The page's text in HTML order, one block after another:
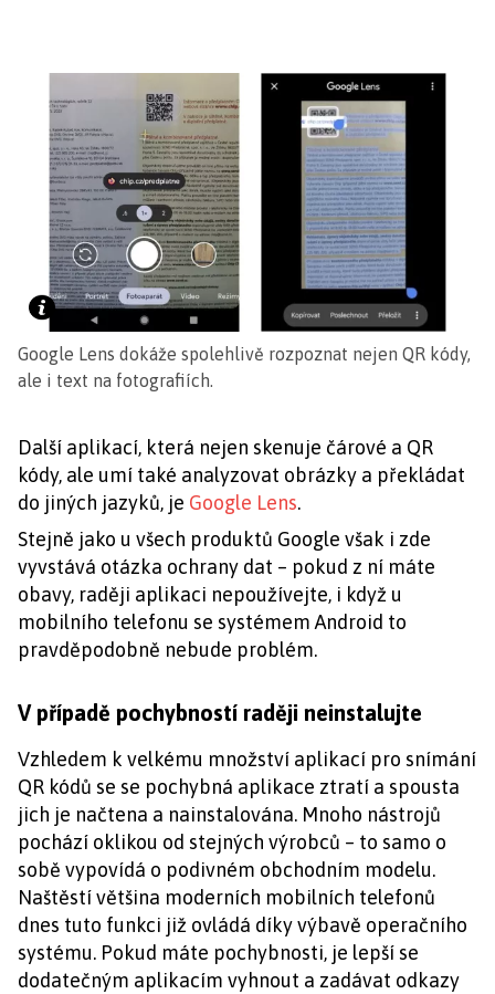
Google Lens dokáže spolehlivě rozpoznat nejen QR kódy,
ale i text na fotografiích.
Další aplikací, která nejen skenuje čárové a QR
kódy, ale umí také analyzovat obrázky a překládat
do jiných jazyků, je Google Lens.
Stejně jako u všech produktů Google však i zde
vyvstává otázka ochrany dat – pokud z ní máte
obavy, raději aplikaci nepoužívejte, i když u
mobilního telefonu se systémem Android to
pravděpodobně nebude problém.
V případě pochybností raději neinstalujte
Vzhledem k velkému množství aplikací pro snímání
QR kódů se se pochybná aplikace ztratí a spousta
jich je načtena a nainstalována. Mnoho nástrojů
pochází oklikou od stejných výrobců – to samo o
sobě vypovídá o podivném obchodním modelu.
Naštěstí většina moderních mobilních telefonů
dnes tuto funkci již ovládá díky výbavě operačního
systému. Pokud máte pochybnosti, je lepší se
dodatečným aplikacím vyhnout a zadávat odkazy